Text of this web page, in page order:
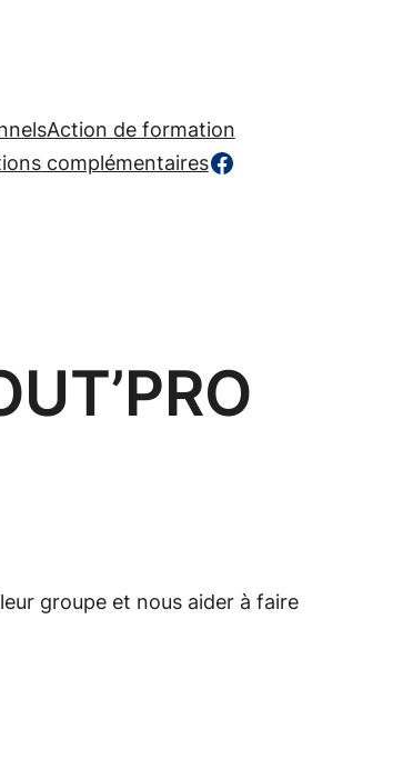
Action de formation
complémentaireshttps://www.facebook.com/
groupe et nous aider à faire